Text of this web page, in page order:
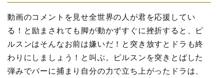
動画のコメントを見せ全世界の人が君を応援してい
る！と励まされても脚が動かずすぐに挫折すると、ピ
ルスンはそんなお前は嫌いだ！と突き放すとドラも終
わりにしましょう！と叫ぶ。ピルスンを突きとばした
弾みでバーに捕まり自分の力で立ち上がったドラは、